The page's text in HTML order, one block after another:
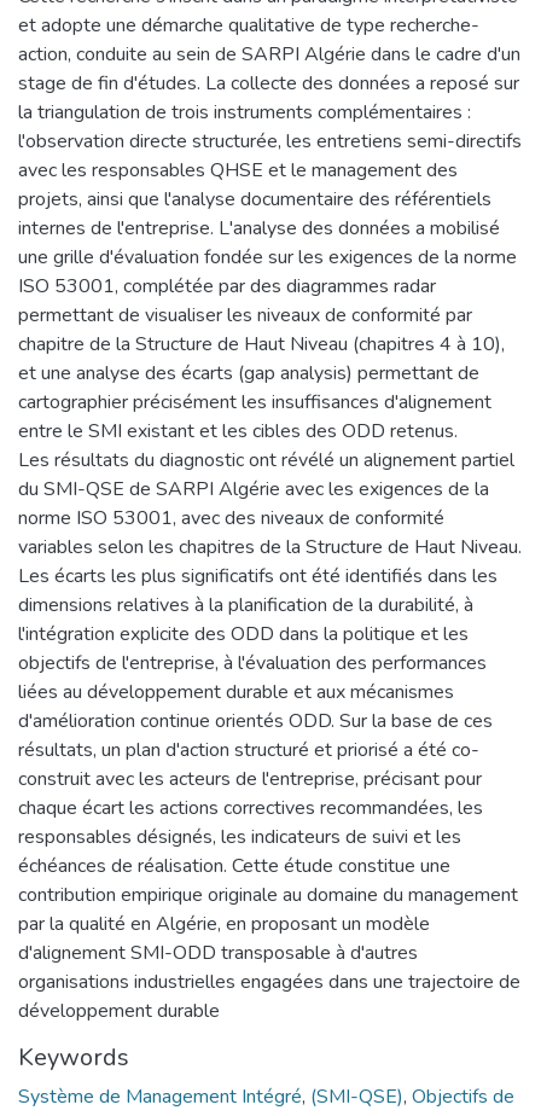
et adopte une démarche qualitative de type recherche-
action, conduite au sein de SARPI Algérie dans le cadre d'un
stage de fin d'études. La collecte des données a reposé sur
la triangulation de trois instruments complémentaires :
l'observation directe structurée, les entretiens semi-directifs
avec les responsables QHSE et le management des
projets, ainsi que l'analyse documentaire des référentiels
internes de l'entreprise. L'analyse des données a mobilisé
une grille d'évaluation fondée sur les exigences de la norme
ISO 53001, complétée par des diagrammes radar
permettant de visualiser les niveaux de conformité par
chapitre de la Structure de Haut Niveau (chapitres 4 à 10),
et une analyse des écarts (gap analysis) permettant de
cartographier précisément les insuffisances d'alignement
entre le SMI existant et les cibles des ODD retenus.
Les résultats du diagnostic ont révélé un alignement partiel
du SMI-QSE de SARPI Algérie avec les exigences de la
norme ISO 53001, avec des niveaux de conformité
variables selon les chapitres de la Structure de Haut Niveau.
Les écarts les plus significatifs ont été identifiés dans les
dimensions relatives à la planification de la durabilité, à
l'intégration explicite des ODD dans la politique et les
objectifs de l'entreprise, à l'évaluation des performances
liées au développement durable et aux mécanismes
d'amélioration continue orientés ODD. Sur la base de ces
résultats, un plan d'action structuré et priorisé a été co-
construit avec les acteurs de l'entreprise, précisant pour
chaque écart les actions correctives recommandées, les
responsables désignés, les indicateurs de suivi et les
échéances de réalisation. Cette étude constitue une
contribution empirique originale au domaine du management
par la qualité en Algérie, en proposant un modèle
d'alignement SMI-ODD transposable à d'autres
organisations industrielles engagées dans une trajectoire de
développement durable
Keywords
Système de Management Intégré, (SMI-QSE), Objectifs de